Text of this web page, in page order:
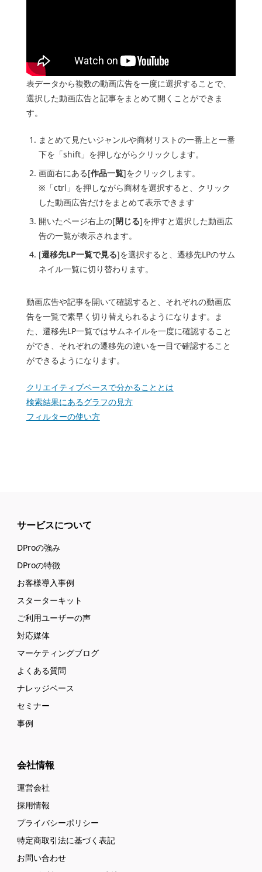
表データから複数の動画広告を一度に選択することで、
選択した動画広告と記事をまとめて開くことができま
す。
まとめて見たいジャンルや商材リストの一番上と一番
下を「shift」を押しながらクリックします。
画面右にある[作品一覧]をクリックします。
※「ctrl」を押しながら商材を選択すると、クリック
した動画広告だけをまとめて表示できます
開いたページ右上の[閉じる]を押すと選択した動画広
告の一覧が表示されます。
[遷移先LP一覧で見る]を選択すると、遷移先LPのサム
ネイル一覧に切り替わります。
動画広告や記事を開いて確認すると、それぞれの動画広
告を一覧で素早く切り替えられるようになります。ま
た、遷移先LP一覧ではサムネイルを一度に確認すること
ができ、それぞれの遷移先の違いを一目で確認すること
ができるようになります。
クリエイティブベースで分かることとは
検索結果にあるグラフの見方
フィルターの使い方
サービスについて
DProの強み
DProの特徴
お客様導入事例
スターターキット
ご利用ユーザーの声
対応媒体
マーケティングブログ
よくある質問
ナレッジベース
セミナー
事例
会社情報
運営会社
採用情報
プライバシーポリシー
特定商取引法に基づく表記
お問い合わせ